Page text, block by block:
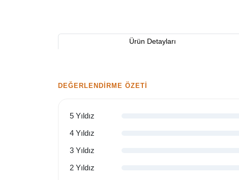
Ürün Detayları
DEĞERLENDIRME ÖZETI
5 Yıldız
4 Yıldız
3 Yıldız
2 Yıldız